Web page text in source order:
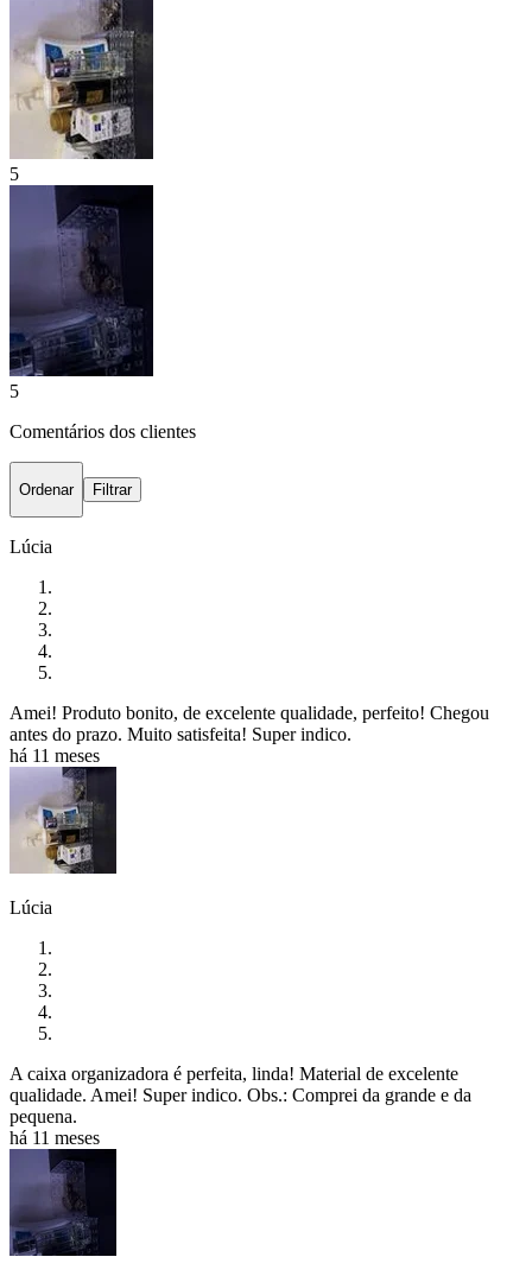
5
5
Comentários dos clientes
Ordenar Filtrar
Lúcia
Amei! Produto bonito, de excelente qualidade, perfeito! Chegou
antes do prazo. Muito satisfeita! Super indico.
há 11 meses
Lúcia
A caixa organizadora é perfeita, linda! Material de excelente
qualidade. Amei! Super indico. Obs.: Comprei da grande e da
pequena.
há 11 meses